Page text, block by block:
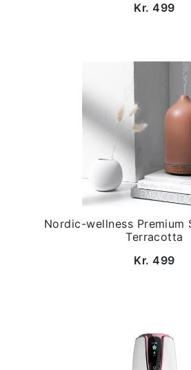
Kr. 499
Nordic-wellness Premium
Terracotta
Kr. 499